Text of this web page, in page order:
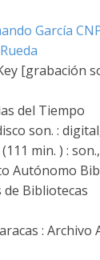
García
[grabación
del Tiempo
son. :
min. ) :
Autónomo
de Bibliotecas
: Archivo